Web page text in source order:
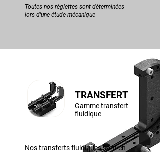
Toutes nos réglettes sont déterminées
lors d'une étude mécanique
TRANSFERT
Gamme transfert
fluidique
Nos transferts fluidiques sont en